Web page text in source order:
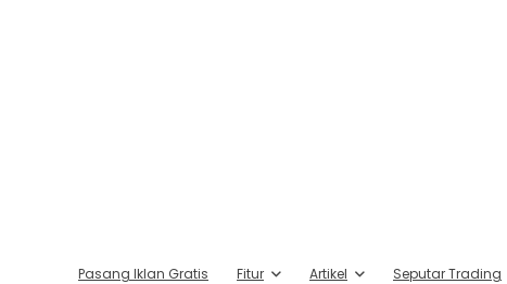
Pasang Iklan Gratis Fitur Artikel Seputar Trading